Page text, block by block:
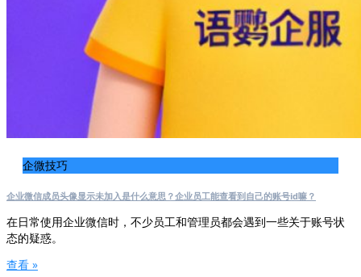
企微技巧
企业微信成员头像显示未加入是什么意思？企业员工能查看到自己的账号id嘛？
在日常使用企业微信时，不少员工和管理员都会遇到一些关于账号状
态的疑惑。
查看 »